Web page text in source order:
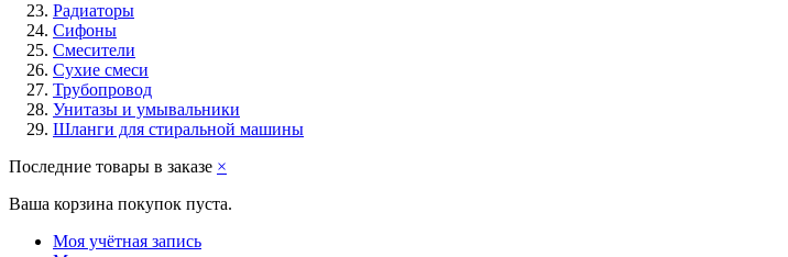
Радиаторы
Сифоны
Смесители
Сухие смеси
Трубопровод
Унитазы и умывальники
Шланги для стиральной машины
Последние товары в заказе ×
Ваша корзина покупок пуста.
Моя учётная запись